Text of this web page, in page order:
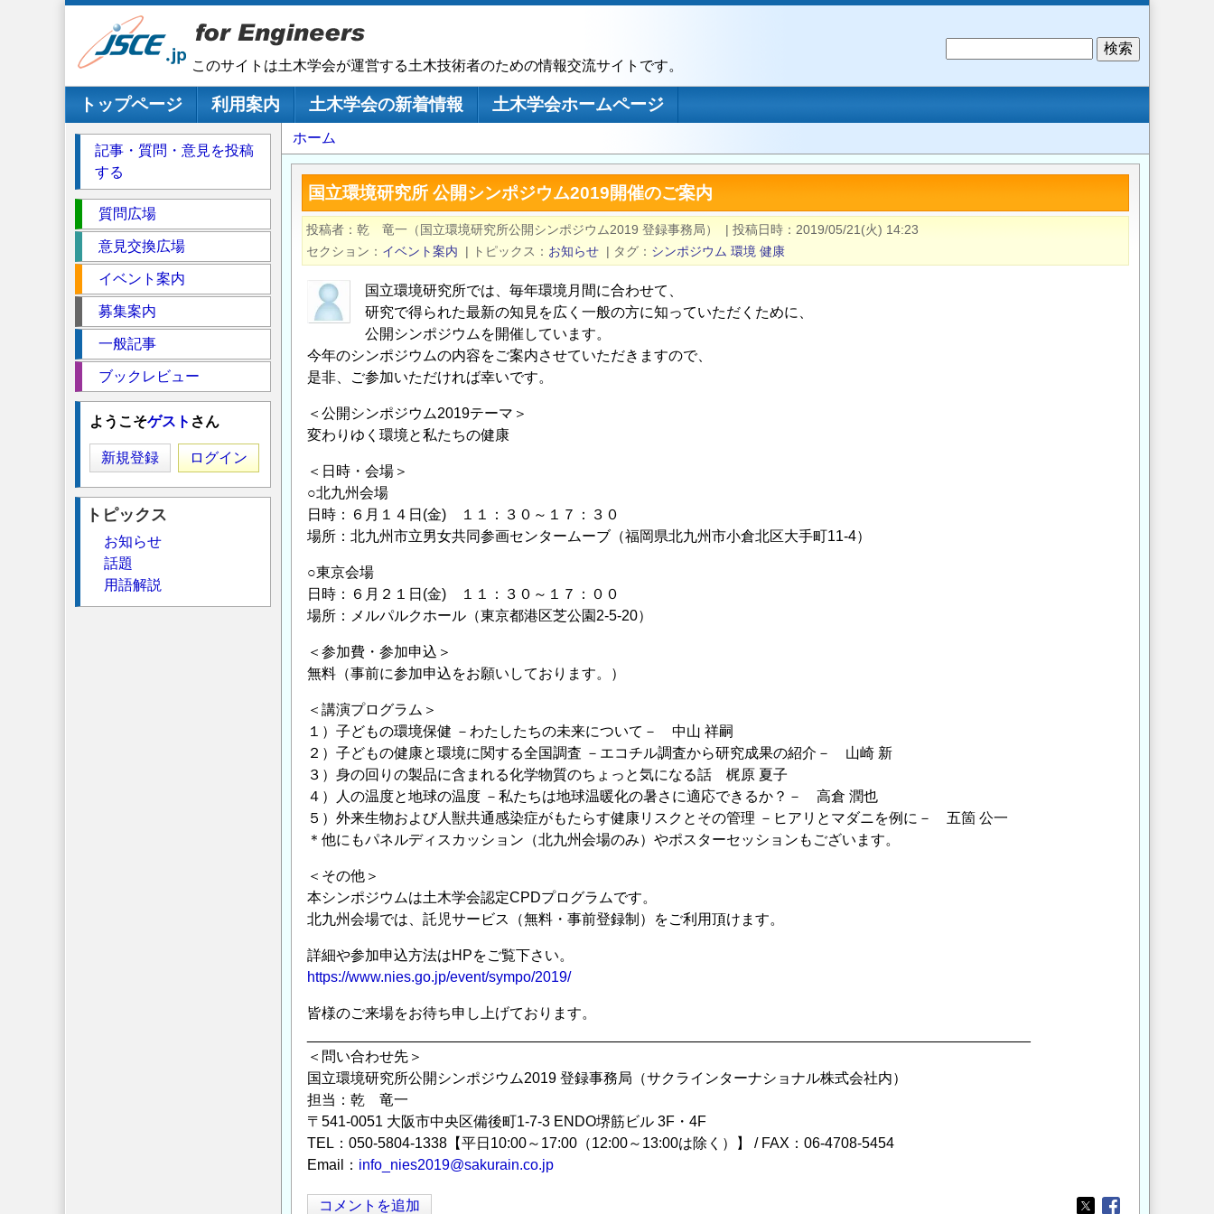
このサイトは土木学会が運営する土木技術者のための情報交流サイトです。
メインナビゲーション
トップページ 利用案内 土木学会の新着情報
土木学会ホームページ
パ
ン
く
ず
ホーム
国立環境研究所 公開シンポジウム2019開催のご案内
投稿者 乾 竜一（国立環境研究所公開シンポジウム2019 登録事務局） | 投稿日時
2019/05/21(火) 14:23
セクション
イベント案内 | トピックス お知らせ | タグ シンポジウム 環境 健康
国立環境研究所では、毎年環境月間に合わせて、
研究で得られた最新の知見を広く一般の方に知っていただくために、
公開シンポジウムを開催しています。
今年のシンポジウムの内容をご案内させていただきますので、
是非、ご参加いただければ幸いです。
＜公開シンポジウム2019テーマ＞
変わりゆく環境と私たちの健康
＜日時・会場＞
○北九州会場
日時：６月１４日(金) １１：３０～１７：３０
場所：北九州市立男女共同参画センタームーブ（福岡県北九州市小倉北区大手町11-4）
○東京会場
日時：６月２１日(金) １１：３０～１７：００
場所：メルパルクホール（東京都港区芝公園2-5-20）
＜参加費・参加申込＞
無料（事前に参加申込をお願いしております。）
＜講演プログラム＞
１）子どもの環境保健 －わたしたちの未来について－ 中山 祥嗣
２）子どもの健康と環境に関する全国調査 －エコチル調査から研究成果の紹介－ 山崎 新
３）身の回りの製品に含まれる化学物質のちょっと気になる話 梶原 夏子
４）人の温度と地球の温度 －私たちは地球温暖化の暑さに適応できるか？－ 高倉 潤也
５）外来生物および人獣共通感染症がもたらす健康リスクとその管理 －ヒアリとマダニを例に－ 五箇 公一
＊他にもパネルディスカッション（北九州会場のみ）やポスターセッションもございます。
＜その他＞
本シンポジウムは土木学会認定CPDプログラムです。
北九州会場では、託児サービス（無料・事前登録制）をご利用頂けます。
詳細や参加申込方法はHPをご覧下さい。
https://www.nies.go.jp/event/sympo/2019/
皆様のご来場をお待ち申し上げております。
＜問い合わせ先＞
国立環境研究所公開シンポジウム2019 登録事務局（サクラインターナショナル株式会社内）
担当：乾 竜一
〒541-0051 大阪市中央区備後町1-7-3 ENDO堺筋ビル 3F・4F
TEL：050-5804-1338【平日10:00～17:00（12:00～13:00は除く）】 / FAX：06-4708-5454
Email： info_nies2019@sakurain.co.jp
コメントを追加
記事・質問・意見を投稿
する
ク
シ
質問広場
意見交換広場
イベント案内
募集案内
一般記事
ブックレビュー
ようこそゲスト さん
新規登録 ログイン
トピックス
お知らせ
話題
用語解説